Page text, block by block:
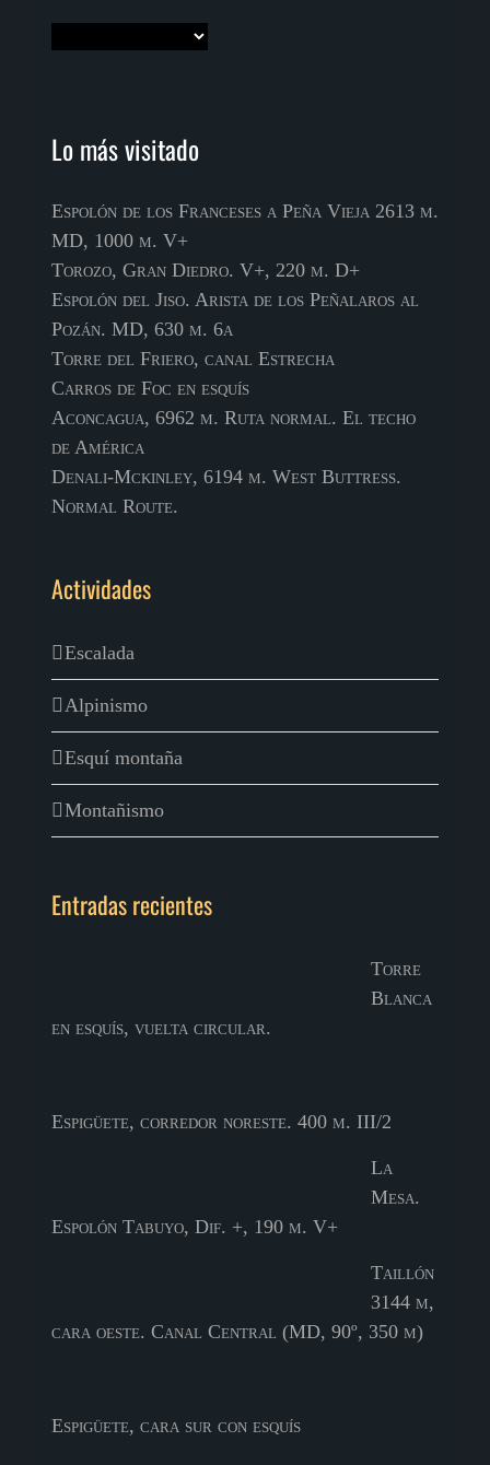
Lo más visitado
Espolón de los Franceses a Peña Vieja 2613 m.
MD, 1000 m. V+
Torozo, Gran Diedro. V+, 220 m. D+
Espolón del Jiso. Arista de los Peñalaros al
Pozán. MD, 630 m. 6a
Torre del Friero, canal Estrecha
Carros de Foc en esquís
Aconcagua, 6962 m. Ruta normal. El techo
de América
Denali-Mckinley, 6194 m. West Buttress.
Normal Route.
Actividades
Escalada
Alpinismo
Esquí montaña
Montañismo
Entradas recientes
Torre
Blanca
en esquís, vuelta circular.
Espigüete, corredor noreste. 400 m. III/2
La
Mesa.
Espolón Tabuyo, Dif. +, 190 m. V+
Taillón
3144 m,
cara oeste. Canal Central (MD, 90º, 350 m)
Espigüete, cara sur con esquís